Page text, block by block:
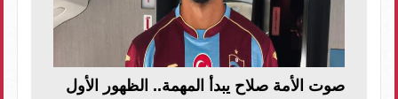
صوت الأمة صلاح يبدأ المهمة.. الظهور الأول